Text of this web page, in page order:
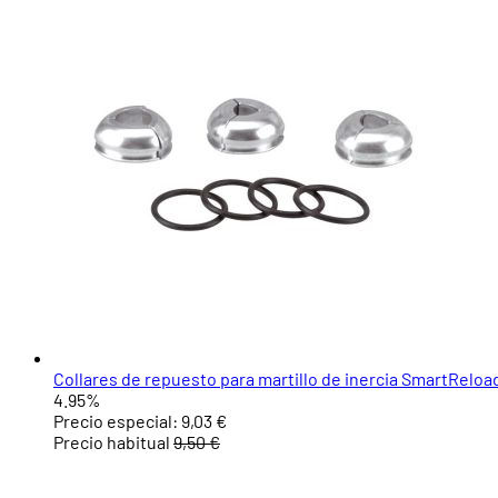
Collares de repuesto para martillo de inercia
4.95%
Precio especial: 9,03 €
Precio habitual 9,50 €